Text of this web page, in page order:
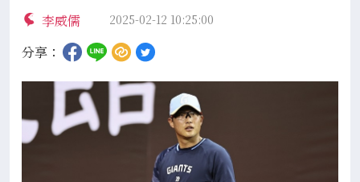
李威儒 2025-02-12 10:25:00
分享：